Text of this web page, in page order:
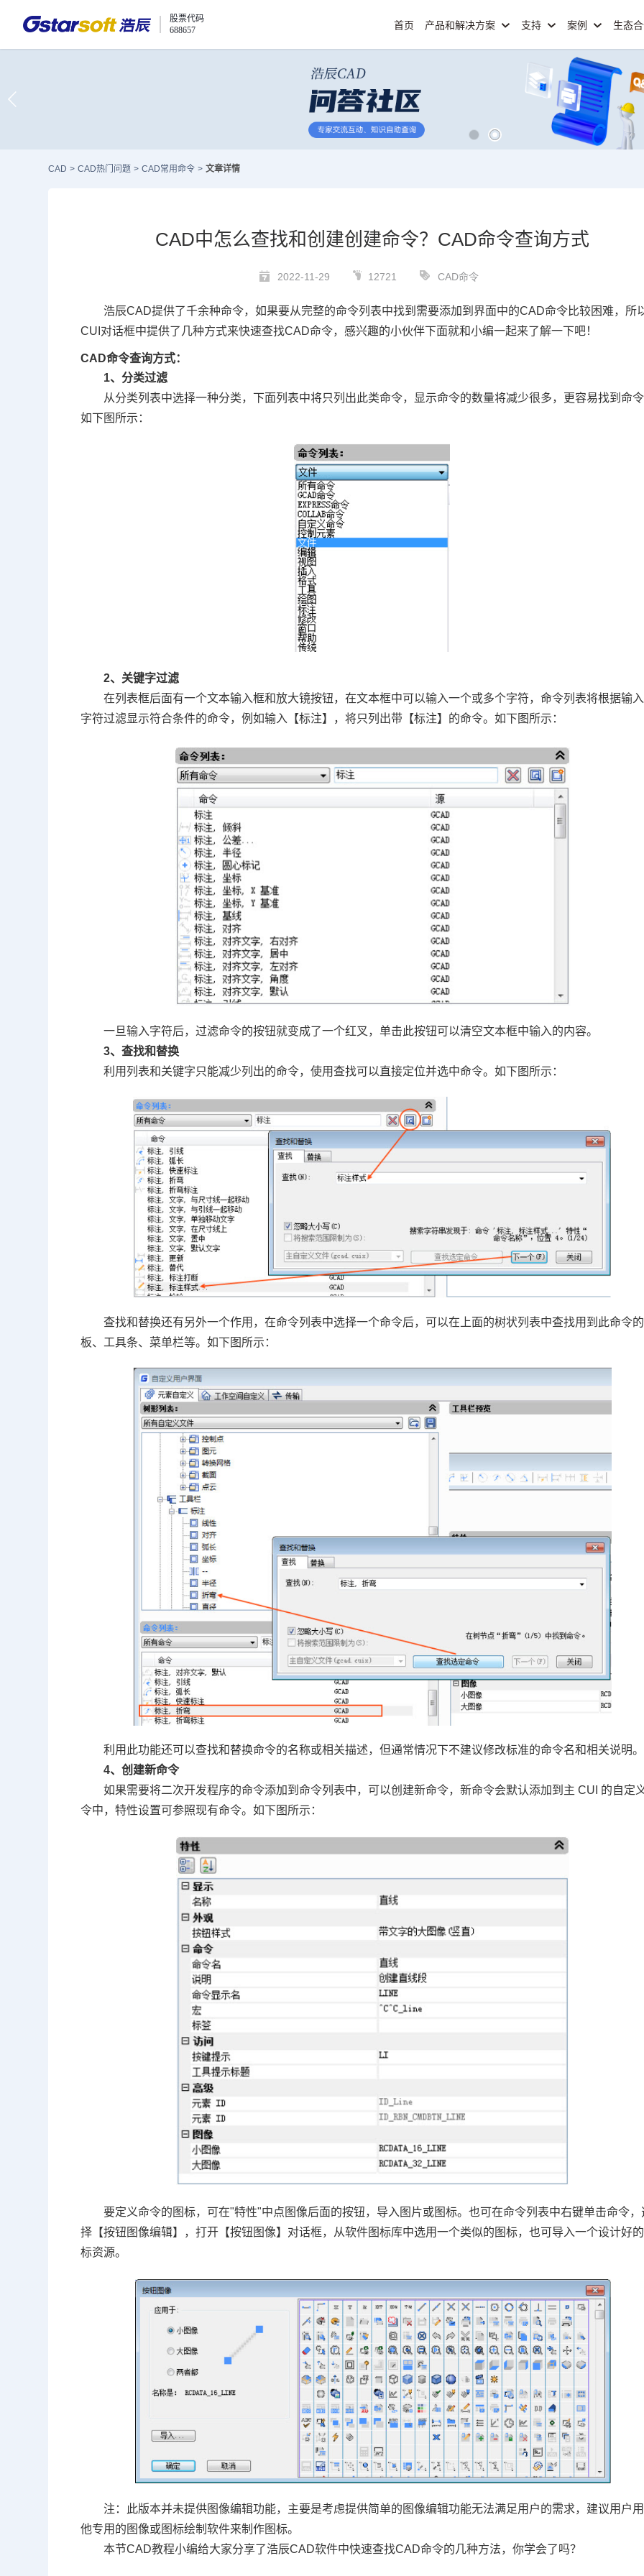
股票代码
688657
首页 产品和解决方案 支持 案例 生态
CAD > CAD热门问题 > CAD常用命令 > 文章详情
CAD中怎么查找和创建创建命令？CAD命令查询方式
2022-11-29 12721 CAD命令
浩辰CAD提供了千余种命令，如果要从完整的命令列表中找到需要添加到界面中的CAD命令比较困难，所
CUI对话框中提供了几种方式来快速查找CAD命令，感兴趣的小伙伴下面就和小编一起来了解一下吧！
CAD命令查询方式：
1、分类过滤
从分类列表中选择一种分类，下面列表中将只列出此类命令，显示命令的数量将减少很多，更容易找到命
如下图所示：
2、关键字过滤
在列表框后面有一个文本输入框和放大镜按钮，在文本框中可以输入一个或多个字符，命令列表将根据输
字符过滤显示符合条件的命令，例如输入【标注】，将只列出带【标注】的命令。如下图所示：
一旦输入字符后，过滤命令的按钮就变成了一个红叉，单击此按钮可以清空文本框中输入的内容。
3、查找和替换
利用列表和关键字只能减少列出的命令，使用查找可以直接定位并选中命令。如下图所示：
查找和替换还有另外一个作用，在命令列表中选择一个命令后，可以在上面的树状列表中查找用到此命令
板、工具条、菜单栏等。如下图所示：
利用此功能还可以查找和替换命令的名称或相关描述，但通常情况下不建议修改标准的命令名和相关说明。
4、创建新命令
如果需要将二次开发程序的命令添加到命令列表中，可以创建新命令，新命令会默认添加到主 CUI 的自定
令中，特性设置可参照现有命令。如下图所示：
要定义命令的图标，可在"特性"中点图像后面的按钮，导入图片或图标。也可在命令列表中右键单击命令，
择【按钮图像编辑】，打开【按钮图像】对话框，从软件图标库中选用一个类似的图标，也可导入一个设计好
标资源。
注：此版本并未提供图像编辑功能，主要是考虑提供简单的图像编辑功能无法满足用户的需求，建议用户
他专用的图像或图标绘制软件来制作图标。
本节CAD教程小编给大家分享了浩辰CAD软件中快速查找CAD命令的几种方法，你学会了吗？